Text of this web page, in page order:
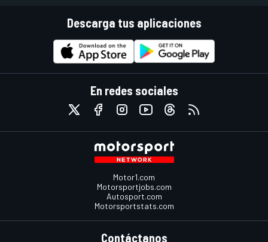
Descarga tus aplicaciones
En redes sociales
Motor1.com
Motorsportjobs.com
Autosport.com
Motorsportstats.com
Contáctanos